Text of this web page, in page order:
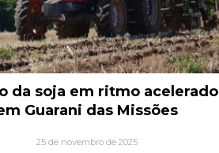
da soja em ritmo acelerado
Guarani das Missões
25 de novembro de 2025